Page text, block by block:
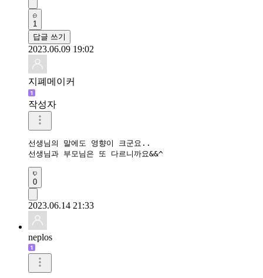
1
답글 쓰기
2023.06.09 19:02
지폐메이커
작성자
선생님의 말에도 영향이 크군요..
선생님과 부모님은 또 다르니까요&&^
0
2023.06.14 21:33
neplos